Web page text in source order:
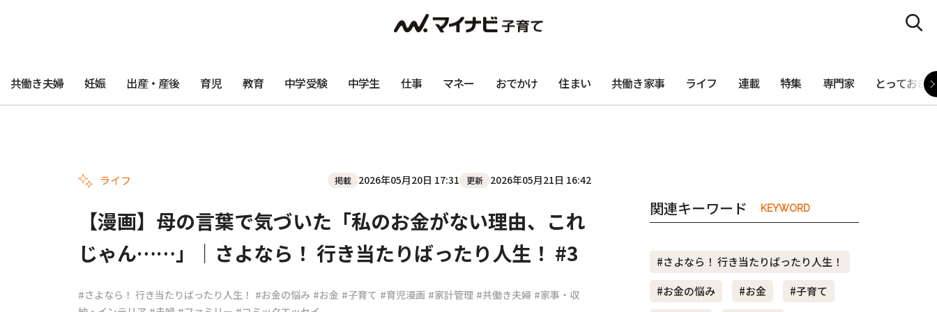
共働き夫婦 妊娠 出産・産後 育児 教育 中学受験 中学生 仕事 マネー おでかけ 住まい 共働き家事 ライフ 連載 特集 専門家 とっておき
ライフ 掲載 2026年05月20日 17:31 更新 2026年05月21日 16:42
【漫画】母の言葉で気づいた「私のお金がない理由、これ
じゃん……」｜さよなら！ 行き当たりばったり人生！ #3
#さよなら！ 行き当たりばったり人生！ #お金の悩み #お金 #子育て #育児漫画 #家計管理 #共働き夫婦 #家事・収
関連キーワード KEYWORD
#さよなら！ 行き当たりばったり人生！
#お金の悩み
#お金
#子育て